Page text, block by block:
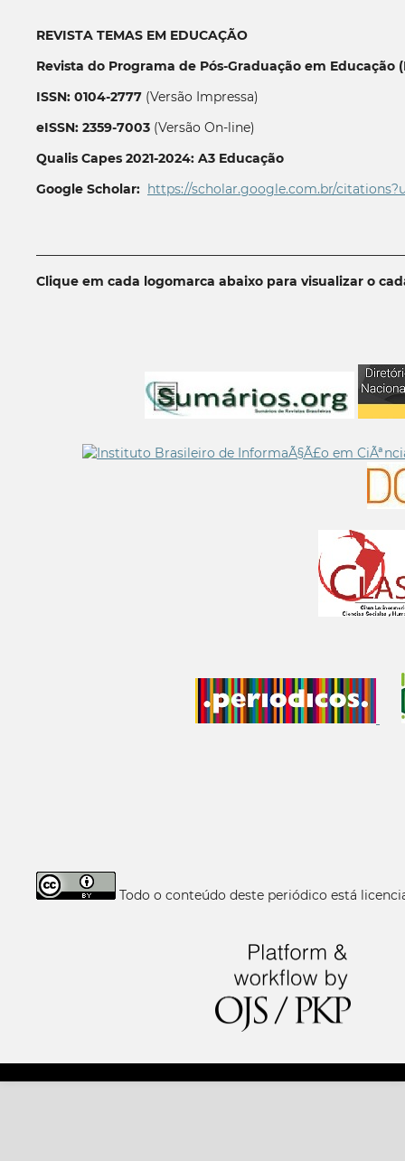
REVISTA TEMAS EM EDUCAÇÃO
Revista do Programa de Pós-Graduação em Educação
ISSN: 0104-2777(Versão Impressa)
eISSN: 2359-7003(Versão On-line)
Qualis Capes 2021-2024: A3 Educação
Google Scholar: https://scholar.google.com.br/
Clique em cada logomarca abaixo para visualizar o
Todo o conteúdo deste periódico está